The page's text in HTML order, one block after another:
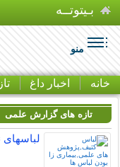
بـیتوتــه
منو
خانه اخبار داغ
تازه های گزارش علمی
لباس‎های نو و تمیز هم می‌توانند بیماری‌زا باشند!